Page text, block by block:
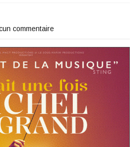
commentaire